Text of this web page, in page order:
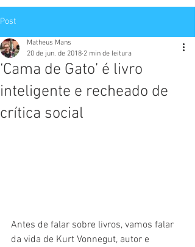
Post
‘Cama de Gato’ é livro
inteligente e recheado de
crítica social
Matheus Mans
20 de jun. de 2018 2 min de leitura
Antes de falar sobre livros, vamos falar
da vida de Kurt Vonnegut, autor e